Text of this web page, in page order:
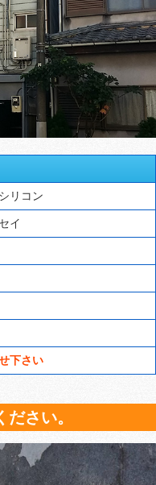
リコン
イ
下さい
さい。